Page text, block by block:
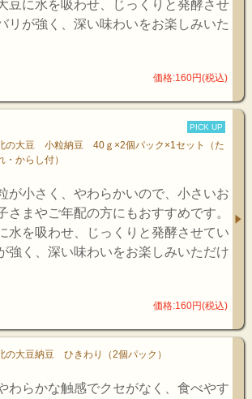
豆に水を吸わせ、じっくりと発酵させ
リが強く、深い味わいをお楽しみいた
価格:160円(税込)
PICK UP
の大豆 小粒納豆 40ｇ×2個パック×1セット（た
・からし付）
が小さく、やわらかいので、小さいお
さまやご年配の方にもおすすめです。
水を吸わせ、じっくりと発酵させてい
強く、深い味わいをお楽しみいただけ
価格:160円(税込)
の大豆納豆 ひきわり（2個パック）
わらかな触感でクセがなく、食べやす